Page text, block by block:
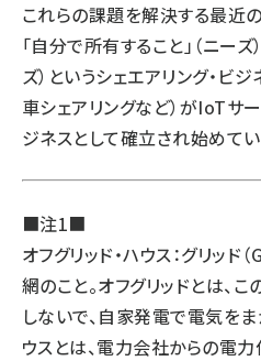
これらの課題を解決する最近
「自分で所有すること」（ニーズ
ズ）というシェエアリング・ビ
車シェアリングなど）がIoTサ
ジネスとして確立され始めてい
■注1■
オフグリッド・ハウス：グリッ
網のこと。オフグリッドとは、
しないで、自家発電で電気をま
ウスとは、電力会社からの電